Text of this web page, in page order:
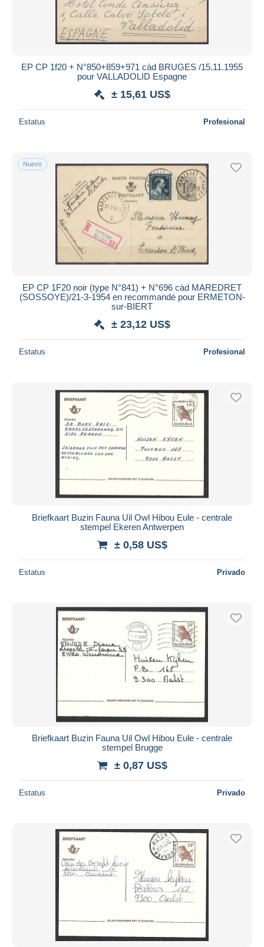
EP CP 1f20 + N°850+859+971 càd BRUGES /15.11.1955
pour VALLADOLID Espagne
± 15,61 US$
Estatus Profesional
Nuevo
EP CP 1F20 noir (type N°841) + N°696 càd MAREDRET
(SOSSOYE)/21-3-1954 en recommandé pour ERMETON-
sur-BIERT
± 23,12 US$
Estatus Profesional
Briefkaart Buzin Fauna Uil Owl Hibou Eule - centrale
stempel Ekeren Antwerpen
± 0,58 US$
Estatus Privado
Briefkaart Buzin Fauna Uil Owl Hibou Eule - centrale
stempel Brugge
± 0,87 US$
Estatus Privado